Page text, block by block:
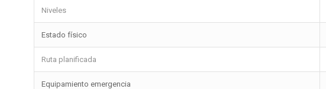
Niveles
Estado físico
Ruta planificada
Equipamiento emergencia